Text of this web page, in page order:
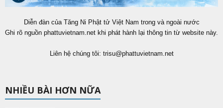
Diễn đàn của Tăng Ni Phật tử Việt Nam trong và ngoài nước
Ghi rõ nguồn phattuvietnam.net khi phát hành lại thông tin từ website này.
Liên hệ chúng tôi: trisu@phattuvietnam.net
NHIỀU BÀI HƠN NỮA